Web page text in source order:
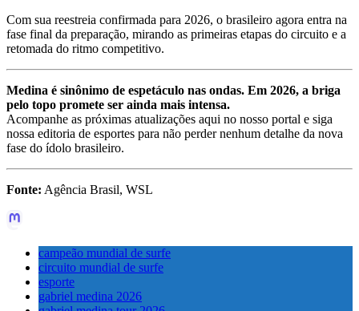
Com sua reestreia confirmada para 2026, o brasileiro agora entra na
fase final da preparação, mirando as primeiras etapas do circuito e a
retomada do ritmo competitivo.
Medina é sinônimo de espetáculo nas ondas. Em 2026, a briga
pelo topo promete ser ainda mais intensa.
Acompanhe as próximas atualizações aqui no nosso portal e siga
nossa editoria de esportes para não perder nenhum detalhe da nova
fase do ídolo brasileiro.
Fonte: Agência Brasil, WSL
campeão mundial de surfe
circuito mundial de surfe
esporte
gabriel medina 2026